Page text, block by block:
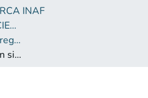
INAF
4 ALTRI PRODOTTI SCIENTIFICI (Other scientific products)
4.02 Rapporti tecnici pregressi
Studio di fattibilità di un sistema per il controllo del modulatore del sensore di fronte d’onda per le ERIS